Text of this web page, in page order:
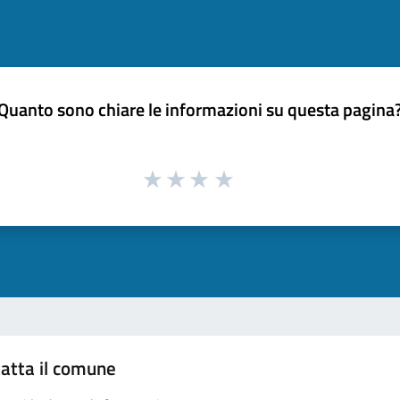
sono chiare le informazioni su questa
il comune